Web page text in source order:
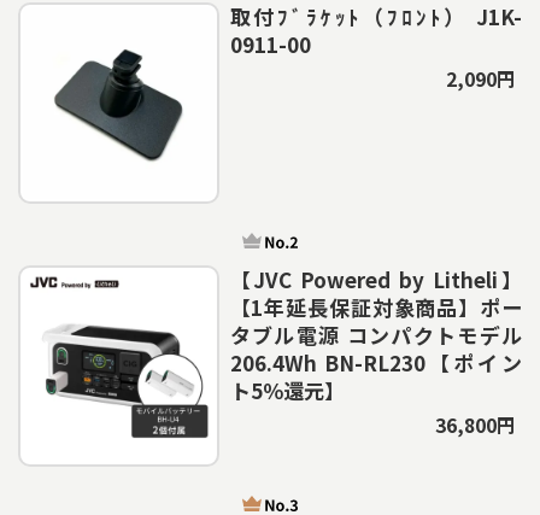
取付ﾌﾞﾗｹｯﾄ（ﾌﾛﾝﾄ） J1K-
0911-00
2,090円
【JVC Powered by Litheli】
【1年延長保証対象商品】ポー
タブル電源 コンパクトモデル
206.4Wh BN-RL230【ポイン
ト5％還元】
36,800円